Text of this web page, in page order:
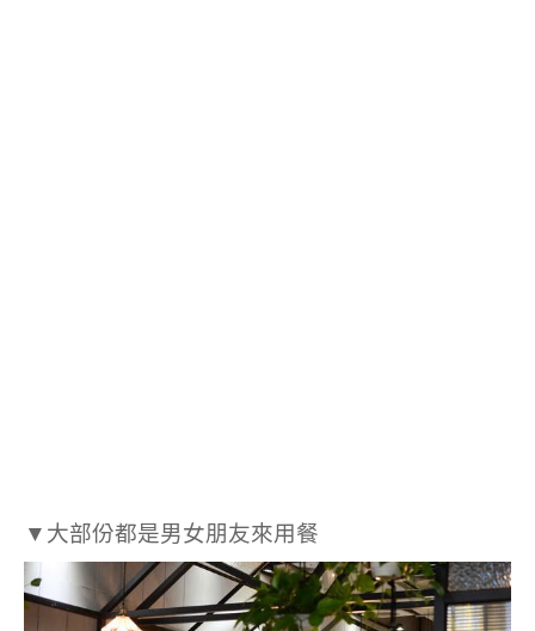
▼大部份都是男女朋友來用餐